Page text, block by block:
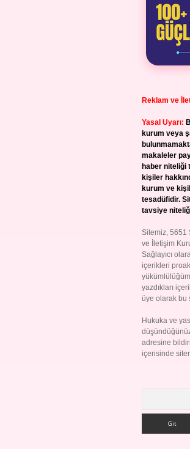
Reklam ve
Yasal Uyarı:
kurum veya
makaleler
haber niteliği
kişiler
kurum ve
tesadüfidir.
tavsiye
Sitemiz, 5651
ve İletişim
Sağlayıcı
içerikleri
yazdıkları
üye olarak bu
Hukuka ve
adresine
içerisinde